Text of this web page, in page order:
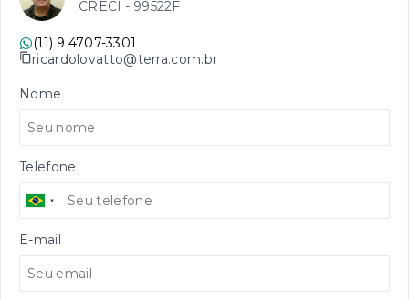
CRECI - 99522F
(11) 9 4707-3301
ricardolovatto@terra.com.br
Nome
Telefone
E-mail